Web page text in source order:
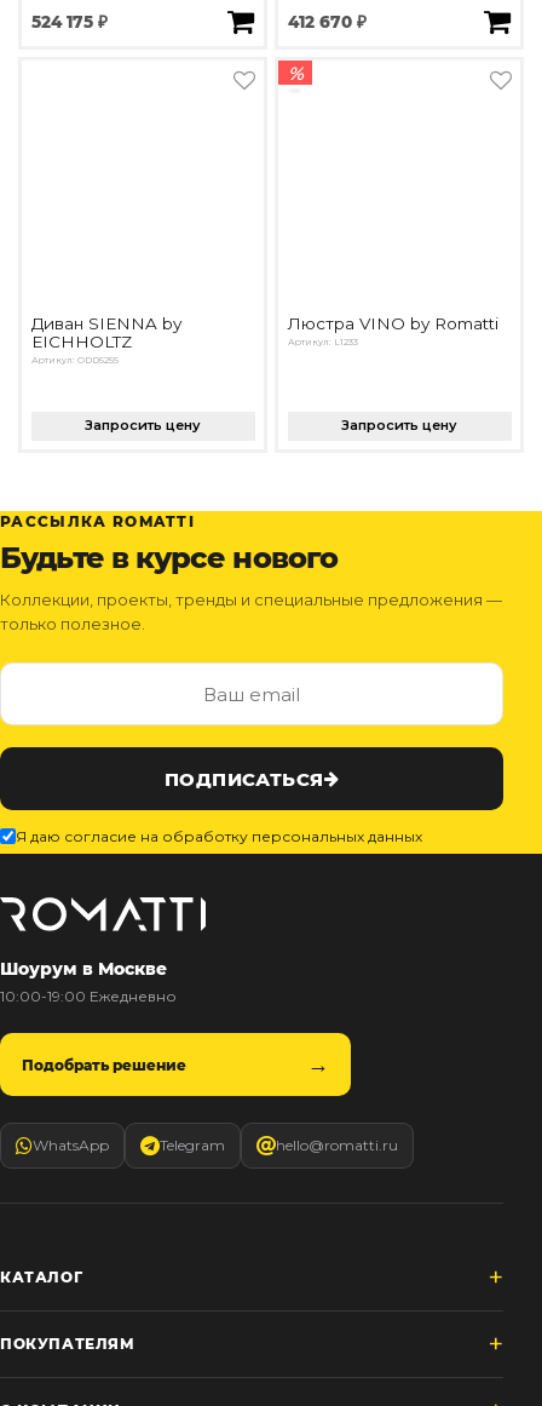
524 175 ₽ 412 670 ₽
Диван SIENNA by
EICHHOLTZ
Артикул: ODD5255
Запросить цену
%
Люстра VINO by Romatti
Артикул: L1233
Запросить цену
РАССЫЛКА ROMATTI
Будьте в курсе нового
Коллекции, проекты, тренды и специальные предложения —
только полезное.
ПОДПИСАТЬСЯ
Я даю согласие на обработку персональных данных
Шоурум в Москве
10:00-19:00 Ежедневно
Подобрать решение
WhatsApp Telegram hello@romatti.ru
КАТАЛОГ
ПОКУПАТЕЛЯМ